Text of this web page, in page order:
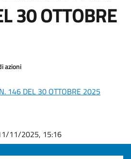
30 OTTOBRE
azioni
146 DEL 30 OTTOBRE 2025
11/2025, 15:16